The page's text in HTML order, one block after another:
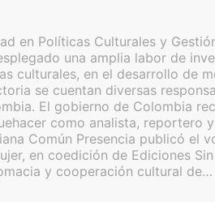
en Políticas Culturales y
una amplia labor de
culturales, en el desarrollo de
se cuentan diversas
El gobierno de Colombia
como analista, reportero
Común Presencia publicó el
en coedición de Ediciones
y cooperación cultural de…